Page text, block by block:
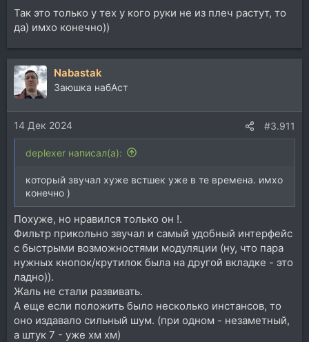
Так это только у тех у кого руки не из плеч растут, то
да) имхо конечно))
Nabastak
Заюшка набАст
14 Дек 2024 #3.911
deplexer написал(а):
который звучал хуже встшек уже в те времена. имхо
конечно )
Похуже, но нравился только он !.
Фильтр прикольно звучал и самый удобный интерфейс
с быстрыми возможностями модуляции (ну, что пара
нужных кнопок/крутилок была на другой вкладке - это
ладно)).
Жаль не стали развивать.
А еще если положить было несколько инстансов, то
оно издавало сильный шум. (при одном - незаметный,
а штук 7 - уже хм хм)